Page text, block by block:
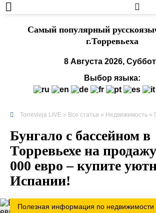
Cамый популярный
г.Торревьеха
8 Августа 2026,
Выбор языка:
Torrevieja LIVE » Все статьи » Недвижимость »
Бунгало с бассейном в
Торревьехе на
000 евро – купите
Испании!
Полезная информация по недвижимости